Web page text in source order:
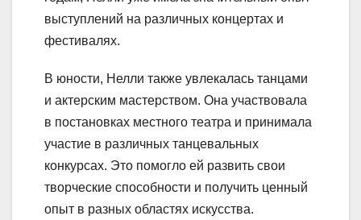
выступлений на различных концертах и
фестивалях.
В юности, Нелли также увлекалась танцами
и актерским мастерством. Она участвовала
в постановках местного театра и принимала
участие в различных танцевальных
конкурсах. Это помогло ей развить свои
творческие способности и получить ценный
опыт в разных областях искусства.